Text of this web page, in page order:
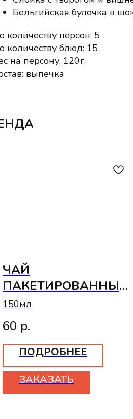
Бельгийская булочка в
количеству персон: 5
количеству блюд: 15
на персону: 120г.
выпечка
ЧАЙ
ПАКЕТИРОВАННЫЙ
«GREENFIELD»
150мл
60 р.
ПОДРОБНЕЕ
ЗАКАЗАТЬ